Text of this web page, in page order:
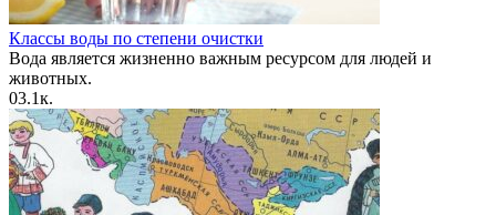
Классы воды по степени очистки
Вода является жизненно важным ресурсом для людей и
животных.
03.1к.